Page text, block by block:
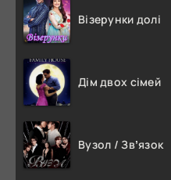
Візерунки долі
Дім двох сімей
Вузол / Звʼязок